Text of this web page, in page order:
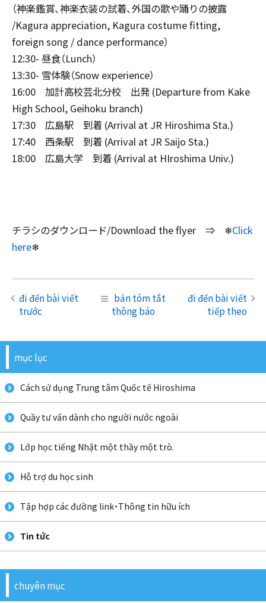
（神楽鑑賞、神楽衣装の試着、外国の歌や踊りの披露
/Kagura appreciation, Kagura costume fitting,
foreign song / dance performance）
12:30- 昼食（Lunch）
13:30- 雪体験（Snow experience）
16:00 加計高校芸北分校 出発 (Departure from Kake
High School, Geihoku branch)
17:30 広島駅 到着 (Arrival at JR Hiroshima Sta.)
17:40 西条駅 到着 (Arrival at JR Saijo Sta.)
18:00 広島大学 到着 (Arrival at HIroshima Univ.)
チラシのダウンロード/Download the flyer ⇒ ❄Click
here❄
đi đến bài viết
trước
bản tóm tắt
thông báo
đi đến bài viết
tiếp theo
mục lục
Cách sử dụng Trung tâm Quốc tế Hiroshima
Quầy tư vấn dành cho người nước ngoài
Lớp học tiếng Nhật một thầy một trò.
Hỗ trợ du học sinh
Tập hợp các đường link・Thông tin hữu ích
Tin tức
chuyên mục